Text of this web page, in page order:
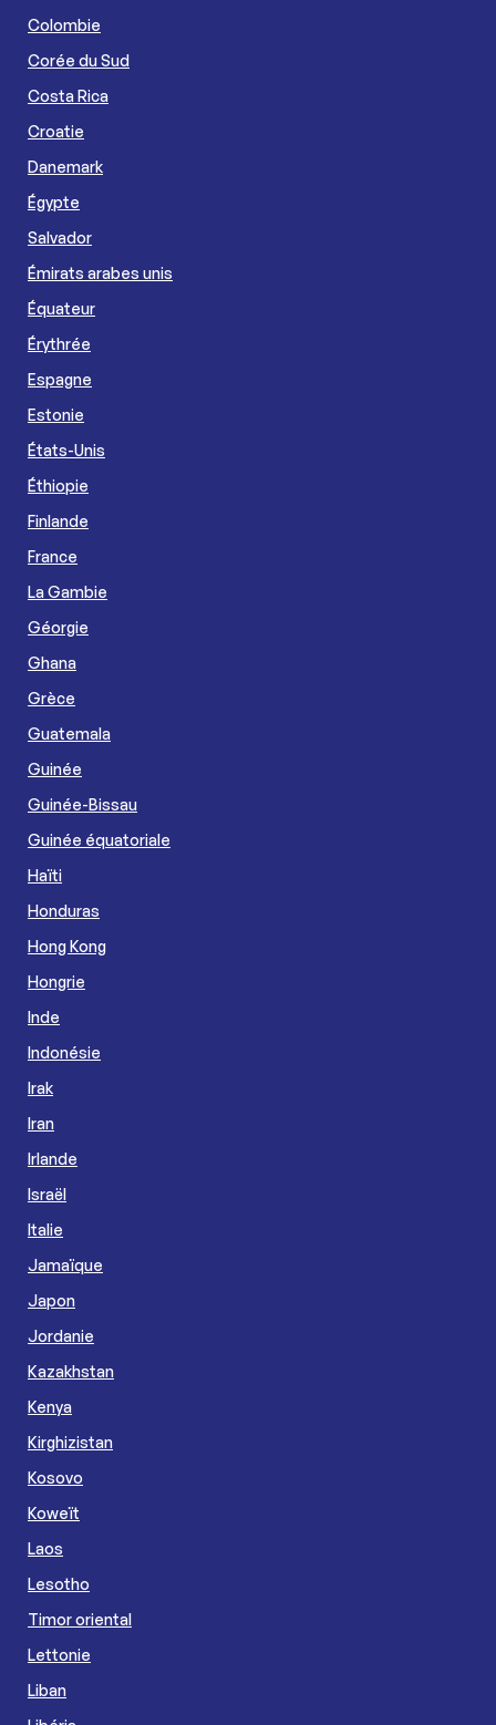
Colombie
Corée du Sud
Costa Rica
Croatie
Danemark
Égypte
Salvador
Émirats arabes unis
Équateur
Érythrée
Espagne
Estonie
États-Unis
Éthiopie
Finlande
France
La Gambie
Géorgie
Ghana
Grèce
Guatemala
Guinée
Guinée-Bissau
Guinée équatoriale
Haïti
Honduras
Hong Kong
Hongrie
Inde
Indonésie
Irak
Iran
Irlande
Israël
Italie
Jamaïque
Japon
Jordanie
Kazakhstan
Kenya
Kirghizistan
Kosovo
Koweït
Laos
Lesotho
Timor oriental
Lettonie
Liban